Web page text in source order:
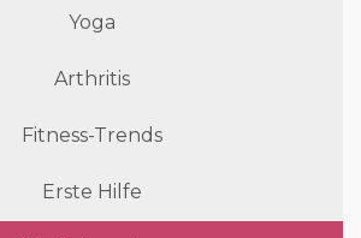
Yoga
Arthritis
Fitness-Trends
Erste Hilfe